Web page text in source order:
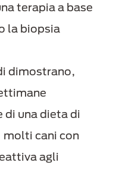
terapia a base
la biopsia
dimostrano,
una dieta di
cani con
agli